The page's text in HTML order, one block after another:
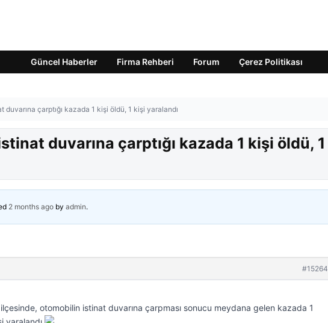
Güncel Haberler Firma Rehberi Forum Çerez Politikası
duvarına çarptığı kazada 1 kişi öldü, 1 kişi yaralandı
duvarına çarptığı kazada 1 kişi öldü, 1
2 months ago by admin.
#15264
ilçesinde, otomobilin istinat duvarına çarpması sonucu meydana gelen kazada 1